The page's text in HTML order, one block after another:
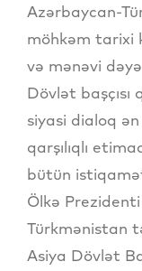
Azərbaycan-
möhkəm tarixi
və mənəvi
Dövlət başçısı
siyasi dialoq
qarşılıqlı
bütün
Ölkə Prezidenti
Türkmənistan
Asiya Dövlət